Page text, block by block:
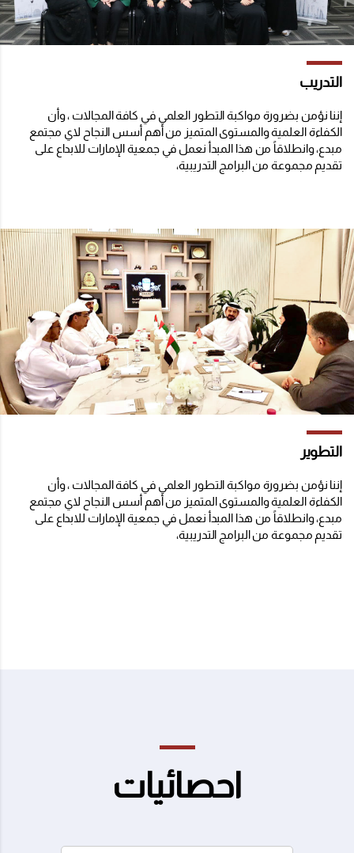
التدريب
إننا نؤمن بضرورة مواكبة التطور العلمي في كافة المجالات ، وأن
الكفاءة العلمية والمستوى المتميز من أهم أسس النجاح لاي مجتمع
مبدع، وانطلاقاً من هذا المبدأ نعمل في جمعية الإمارات للابداع على
تقديم مجموعة من البرامج التدريبية،
التطوير
إننا نؤمن بضرورة مواكبة التطور العلمي في كافة المجالات ، وأن
الكفاءة العلمية والمستوى المتميز من أهم أسس النجاح لاي مجتمع
مبدع، وانطلاقاً من هذا المبدأ نعمل في جمعية الإمارات للابداع على
تقديم مجموعة من البرامج التدريبية،
احصائيات